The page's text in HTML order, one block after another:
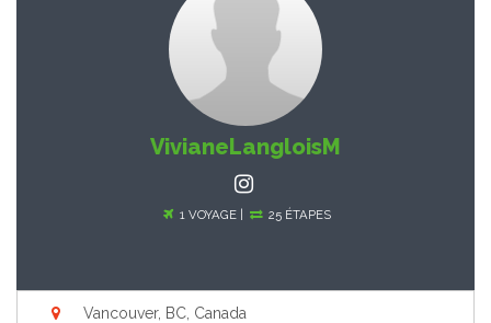
VivianeLangloisM
1 VOYAGE | 25 ÉTAPES
Vancouver, BC, Canada